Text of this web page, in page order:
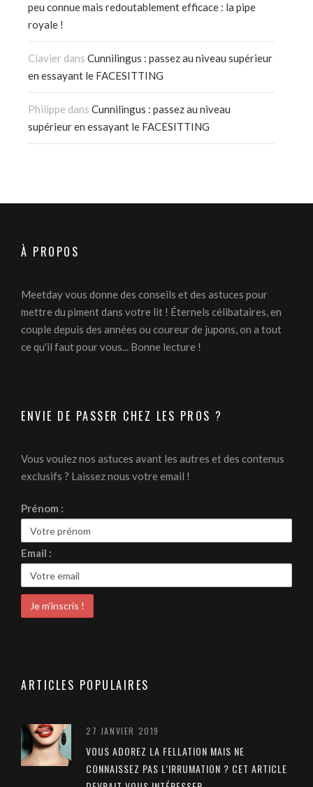
peu connue mais redoutablement efficace : la pipe
royale !
Clavier dans Cunnilingus : passez au niveau supérieur
en essayant le FACESITTING
Philippe dans Cunnilingus : passez au niveau
supérieur en essayant le FACESITTING
À PROPOS
Meetday vous donne des conseils et des astuces pour
mettre du piment dans votre lit ! Éternels célibataires, en
couple depuis des années ou coureur de jupons, on a tout
ce qu'il faut pour vous... Bonne lecture !
ENVIE DE PASSER CHEZ LES PROS ?
Vous voulez nos astuces avant les autres et des contenus
exclusifs ? Laissez nous votre email !
Prénom :
Email :
ARTICLES POPULAIRES
27 JANVIER 2019
VOUS ADOREZ LA FELLATION MAIS NE
CONNAISSEZ PAS L’IRRUMATION ? CET ARTICLE